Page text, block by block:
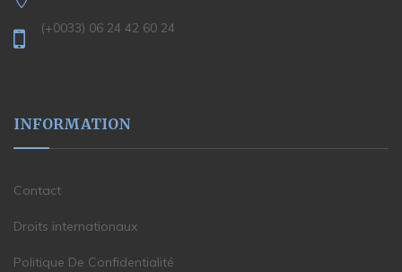
(+0033) 06 24 42 60 24
INFORMATION
Contact
Droits internationaux
Politique De Confidentialité